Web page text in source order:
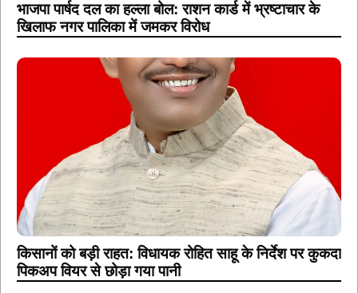
भाजपा पार्षद दल का हल्ला बोल: राशन कार्ड में भ्रष्टाचार के
खिलाफ नगर पालिका में जमकर विरोध
किसानों को बड़ी राहत: विधायक रोहित साहू के निर्देश पर कुकदा
पिकअप वियर से छोड़ा गया पानी